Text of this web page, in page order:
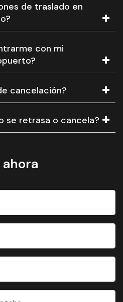
de traslado en
con mi
cancelación?
se retrasa o cancela?